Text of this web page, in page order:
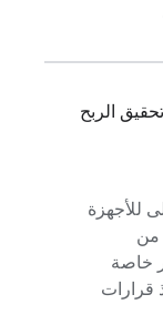
الربح
للأجهزة
من
خاصة
قرارات